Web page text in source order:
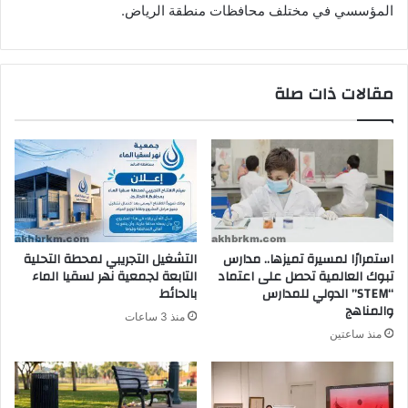
المؤسسي في مختلف محافظات منطقة الرياض.
مقالات ذات صلة
استمرارًا لمسيرة تميزها.. مدارس
تبوك العالمية تحصل على اعتماد
“STEM” الدولي للمدارس
والمناهج
منذ ساعتين
التشغيل التجريبي لمحطة التحلية
التابعة لجمعية نهر لسقيا الماء
بالحائط
منذ 3 ساعات